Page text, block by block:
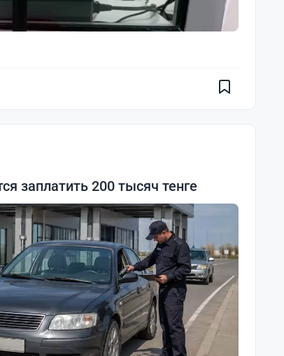
заплатить 200 тысяч тенге